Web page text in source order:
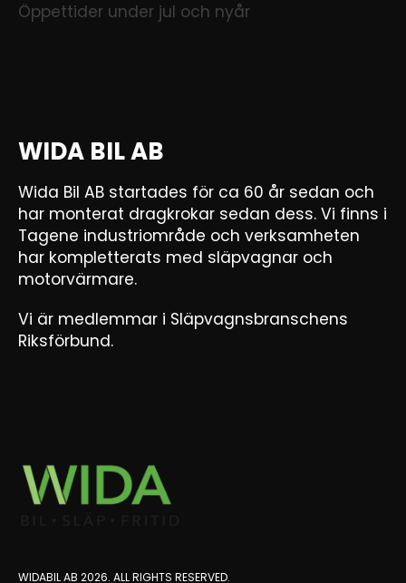
Öppettider under jul och nyår
WIDA BIL AB
Wida Bil AB startades för ca 60 år sedan och
har monterat dragkrokar sedan dess. Vi finns i
Tagene industriområde och verksamheten
har kompletterats med släpvagnar och
motorvärmare.
Vi är medlemmar i Släpvagnsbranschens
Riksförbund.
WIDABIL AB 2026. ALL RIGHTS RESERVED.